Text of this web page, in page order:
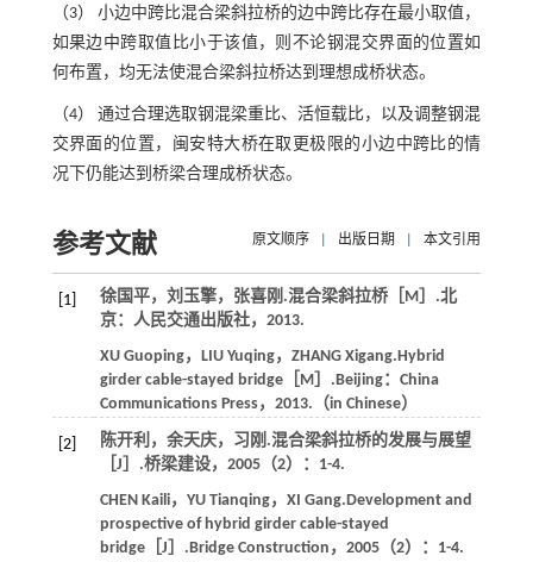
（3） 小边中跨比混合梁斜拉桥的边中跨比存在最小取值，
如果边中跨取值比小于该值，则不论钢混交界面的位置如
何布置，均无法使混合梁斜拉桥达到理想成桥状态。
（4） 通过合理选取钢混梁重比、活恒载比，以及调整钢混
交界面的位置，闽安特大桥在取更极限的小边中跨比的情
况下仍能达到桥梁合理成桥状态。
参考文献 原文顺序 出版日期 本文引用
[1]
徐国平，刘玉擎，张喜刚.混合梁斜拉桥［M］.北
京：人民交通出版社，2013.
XU Guoping，LIU Yuqing，ZHANG Xigang.Hybrid
girder cable-stayed bridge［M］.Beijing：China
Communications Press，2013.（in Chinese）
[2]
陈开利，余天庆，习刚.混合梁斜拉桥的发展与展望
［J］.桥梁建设，2005（2）：1-4.
CHEN Kaili，YU Tianqing，XI Gang.Development and
prospective of hybrid girder cable-stayed
bridge［J］.Bridge Construction，2005（2）：1-4.